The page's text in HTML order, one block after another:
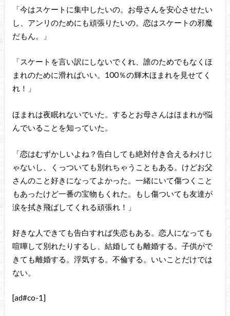
「今はスケートに集中したいの。お母さんを安心させたい
し、アンリのためにも頑張りたいの。恋はスケートの邪魔
だもん。」
「スケートを言い訳にしないでくれ、誰のためでもなくほ
まれのために滑ればいい。100％の輝木ほまれを見せてく
れ！」
ほまれは夜眠れないでいた。するとお母さんはほまれが悩
んでいることを知っていた。
「恋はむずかしいよね？告白しても絶対付き合えるわけじ
ゃないし、くっついても別れちゃうこともある。けどお父
さんのこと好きになってよかった。一緒にいて傷つくこと
もあったけど一番の宝物もくれた。もし傷ついても友達が
涙を拭き飛ばしてくれる頑張れ！」
好きな人できても告白すれば失恋もある。恋人になっても
喧嘩して別れたりするし、結婚しても離婚する。子供がで
きても離婚する。浮気する。不倫する。いいことだけでは
ない。
[ad#co-1]